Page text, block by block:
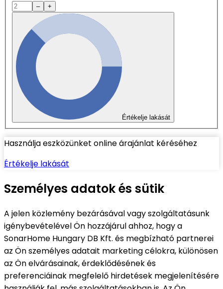
– +
Értékelje lakását
Használja eszközünket online árajánlat kéréséhez
Értékelje lakását
Személyes adatok és sütik
A jelen közlemény bezárásával vagy szolgáltatásunk
igénybevételével Ön hozzájárul ahhoz, hogy a
SonarHome Hungary DB Kft. és megbízható partnerei
az Ön személyes adatait marketing célokra, különösen
az Ön elvárásainak, érdeklődésének és
preferenciáinak megfelelő hirdetések megjelenítésére